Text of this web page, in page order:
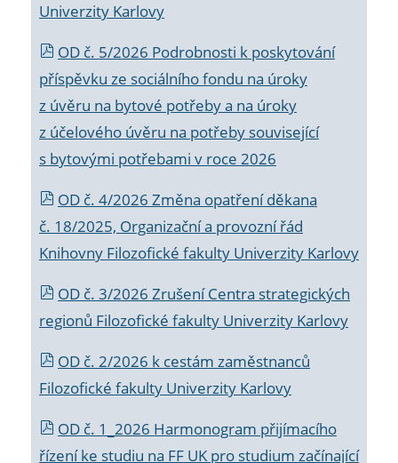
Univerzity Karlovy
OD č. 5/2026 Podrobnosti k poskytování
příspěvku ze sociálního fondu na úroky
z úvěru na bytové potřeby a na úroky
z účelového úvěru na potřeby související
s bytovými potřebami v roce 2026
OD č. 4/2026 Změna opatření děkana
č. 18/2025, Organizační a provozní řád
Knihovny Filozofické fakulty Univerzity Karlovy
OD č. 3/2026 Zrušení Centra strategických
regionů Filozofické fakulty Univerzity Karlovy
OD č. 2/2026 k cestám zaměstnanců
Filozofické fakulty Univerzity Karlovy
OD č. 1_2026 Harmonogram přijímacího
řízení ke studiu na FF UK pro studium začínající